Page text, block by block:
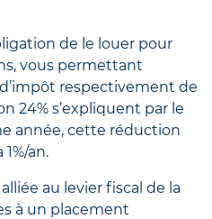
de le louer pour
vous permettant
respectivement de
24% s’expliquent par le
année, cette réduction
an.
au levier fiscal de la
à un placement